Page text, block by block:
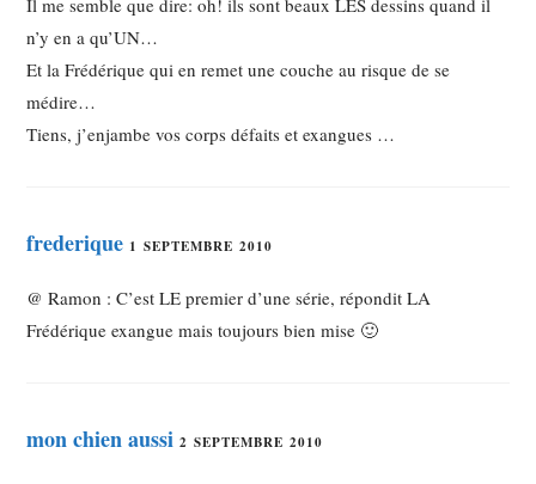
Il me semble que dire: oh! ils sont beaux LES dessins quand il
n’y en a qu’UN…
Et la Frédérique qui en remet une couche au risque de se
médire…
Tiens, j’enjambe vos corps défaits et exangues …
frederique 1 SEPTEMBRE 2010
@ Ramon : C’est LE premier d’une série, répondit LA
Frédérique exangue mais toujours bien mise 🙂
mon chien aussi 2 SEPTEMBRE 2010